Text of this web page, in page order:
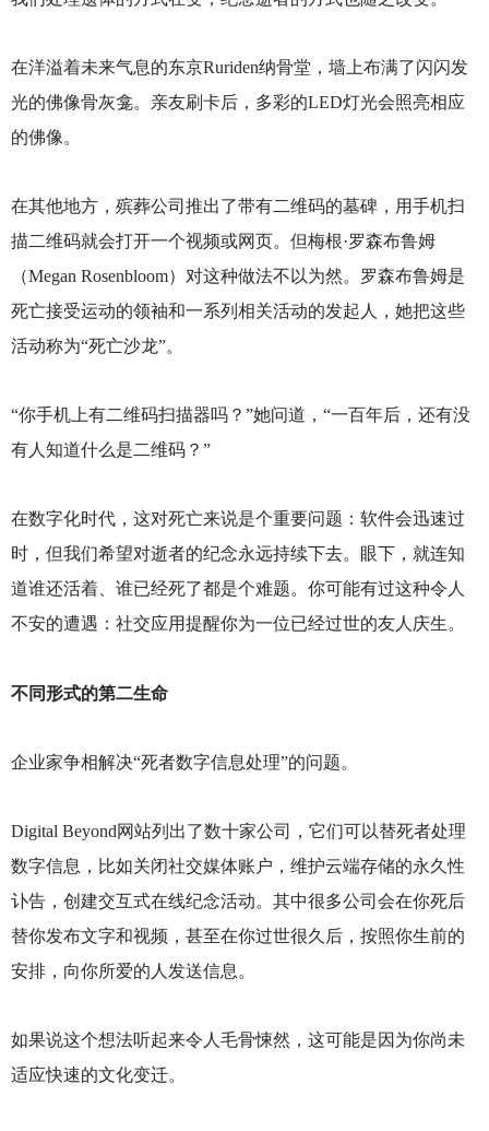
在洋溢着未来气息的东京Ruriden纳骨堂，墙上布满了闪闪发
光的佛像骨灰龛。亲友刷卡后，多彩的LED灯光会照亮相应
的佛像。
在其他地方，殡葬公司推出了带有二维码的墓碑，用手机扫
描二维码就会打开一个视频或网页。但梅根·罗森布鲁姆
（Megan Rosenbloom）对这种做法不以为然。罗森布鲁姆是
死亡接受运动的领袖和一系列相关活动的发起人，她把这些
活动称为“死亡沙龙”。
“你手机上有二维码扫描器吗？”她问道，“一百年后，还有没
有人知道什么是二维码？”
在数字化时代，这对死亡来说是个重要问题：软件会迅速过
时，但我们希望对逝者的纪念永远持续下去。眼下，就连知
道谁还活着、谁已经死了都是个难题。你可能有过这种令人
不安的遭遇：社交应用提醒你为一位已经过世的友人庆生。
不同形式的第二生命
企业家争相解决“死者数字信息处理”的问题。
Digital Beyond网站列出了数十家公司，它们可以替死者处理
数字信息，比如关闭社交媒体账户，维护云端存储的永久性
讣告，创建交互式在线纪念活动。其中很多公司会在你死后
替你发布文字和视频，甚至在你过世很久后，按照你生前的
安排，向你所爱的人发送信息。
如果说这个想法听起来令人毛骨悚然，这可能是因为你尚未
适应快速的文化变迁。